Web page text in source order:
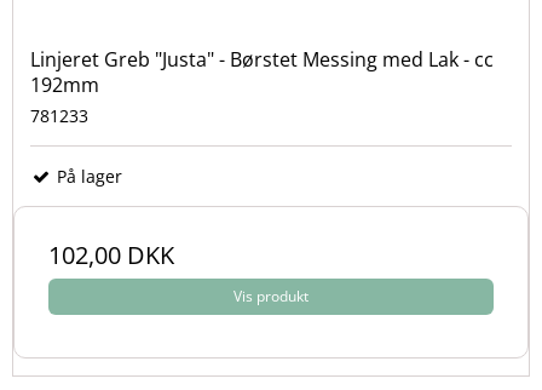
Linjeret Greb "Justa" - Børstet Messing med Lak - cc
192mm
781233
På lager
102,00 DKK
Vis produkt